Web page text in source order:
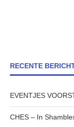
RECENTE
EVENTJES
CHES – In